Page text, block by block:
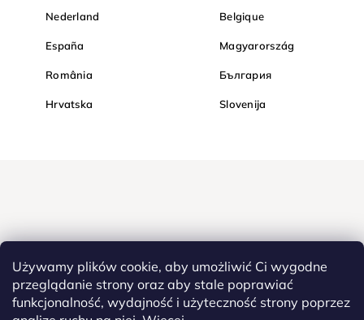
Używamy plików cookie, aby umożliwić Ci wygodne
przeglądanie strony oraz aby stale poprawiać
funkcjonalność, wydajność i użyteczność strony poprzez
Nederland Belgique
España Magyarország
România България
Hrvatska Slovenija
Kupuj bezpiecznie w Diamondi. Dzięki protokołowi HTTPS Twoje